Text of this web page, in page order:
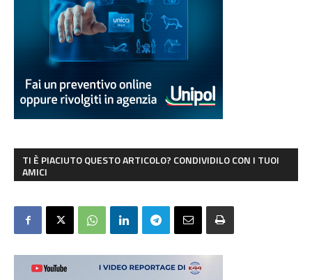
TI È PIACIUTO QUESTO ARTICOLO? CONDIVIDILO CON I TUOI
AMICI